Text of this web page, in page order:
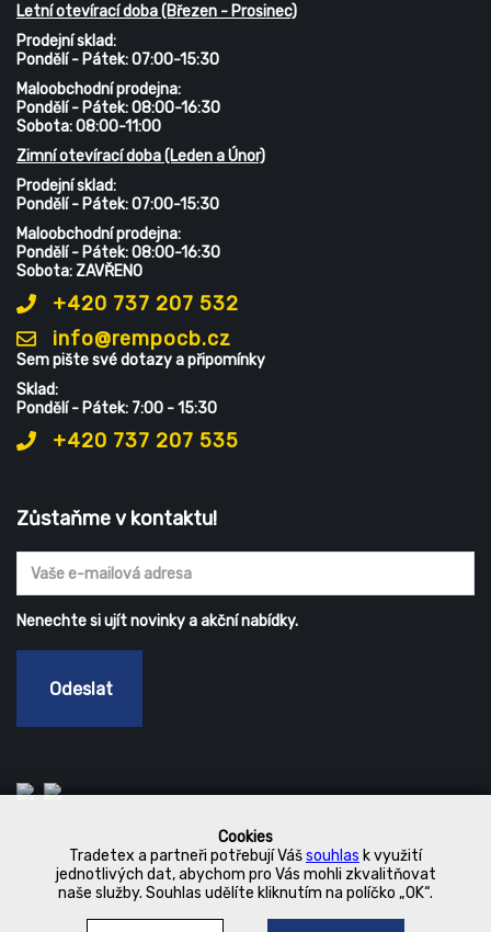
Cookies
Tradetex a partneři potřebují Vášsouhlas k využití
jednotlivých dat, abychom pro Vás mohli zkvalitňovat
naše služby. Souhlas udělíte kliknutím na políčko „OK“.
Letní otevírací doba (Březen - Prosinec)
Prodejní sklad:
Pondělí - Pátek: 07:00-15:30
Maloobchodní prodejna:
Pondělí - Pátek: 08:00-16:30
Sobota: 08:00-11:00
Zimní otevírací doba (Leden a Únor)
Prodejní sklad:
Pondělí - Pátek: 07:00-15:30
Maloobchodní prodejna:
Pondělí - Pátek: 08:00-16:30
Sobota: ZAVŘENO
+420 737 207 532
info@rempocb.cz
Sem pište své dotazy a připomínky
Sklad:
Pondělí - Pátek: 7:00 - 15:30
+420 737 207 535
Zůstaňme v kontaktu!
Nenechte si ujít novinky a akční nabídky.
Odeslat